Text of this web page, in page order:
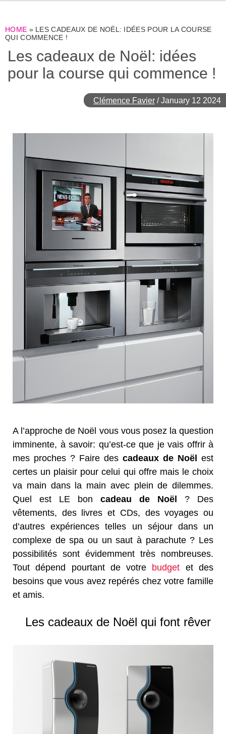
HOME » LES CADEAUX DE NOËL: IDÉES POUR LA COURSE
QUI COMMENCE !
Les cadeaux de Noël: idées
pour la course qui commence !
Clémence Favier /January 12 2024
A l’approche de Noël vous vous posez la question
imminente, à savoir: qu’est-ce que je vais offrir à
mes proches ? Faire des cadeaux de Noël est
certes un plaisir pour celui qui offre mais le choix
va main dans la main avec plein de dilemmes.
Quel est LE bon cadeau de Noël ? Des
vêtements, des livres et CDs, des voyages ou
d’autres expériences telles un séjour dans un
complexe de spa ou un saut à parachute ? Les
possibilités sont évidemment très nombreuses.
Tout dépend pourtant de votre budget et des
besoins que vous avez repérés chez votre famille
et amis.
Les cadeaux de Noël qui font rêver